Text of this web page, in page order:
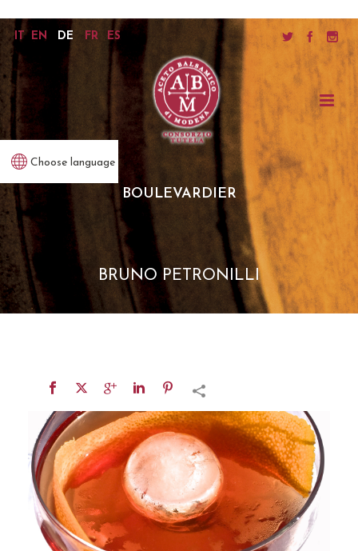
Choose language
BOULEVARDIER
BRUNO PETRONILLI
IT EN DE FR ES